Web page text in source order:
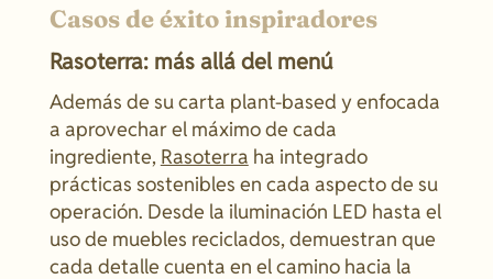
Casos de éxito inspiradores
Rasoterra: más allá del menú
Además de su carta plant-based y enfocada
a aprovechar el máximo de cada
ingrediente, Rasoterra ha integrado
prácticas sostenibles en cada aspecto de su
operación. Desde la iluminación LED hasta el
uso de muebles reciclados, demuestran que
cada detalle cuenta en el camino hacia la